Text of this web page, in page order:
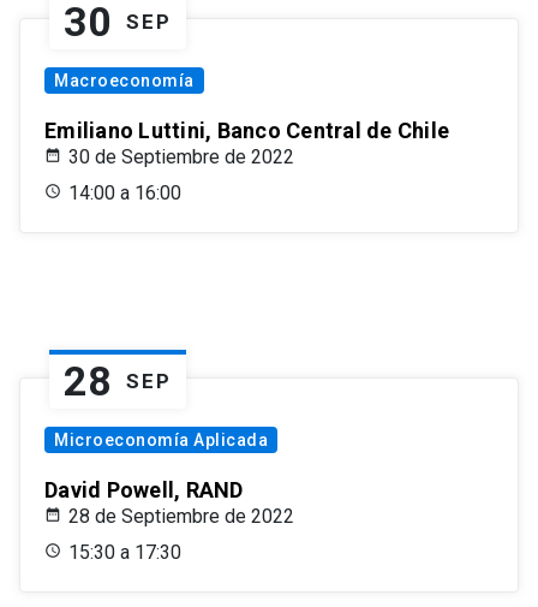
30 SEP
Macroeconomía
Emiliano Luttini, Banco Central de Chile
30 de Septiembre de 2022
14:00 a 16:00
28 SEP
Microeconomía Aplicada
David Powell, RAND
28 de Septiembre de 2022
15:30 a 17:30